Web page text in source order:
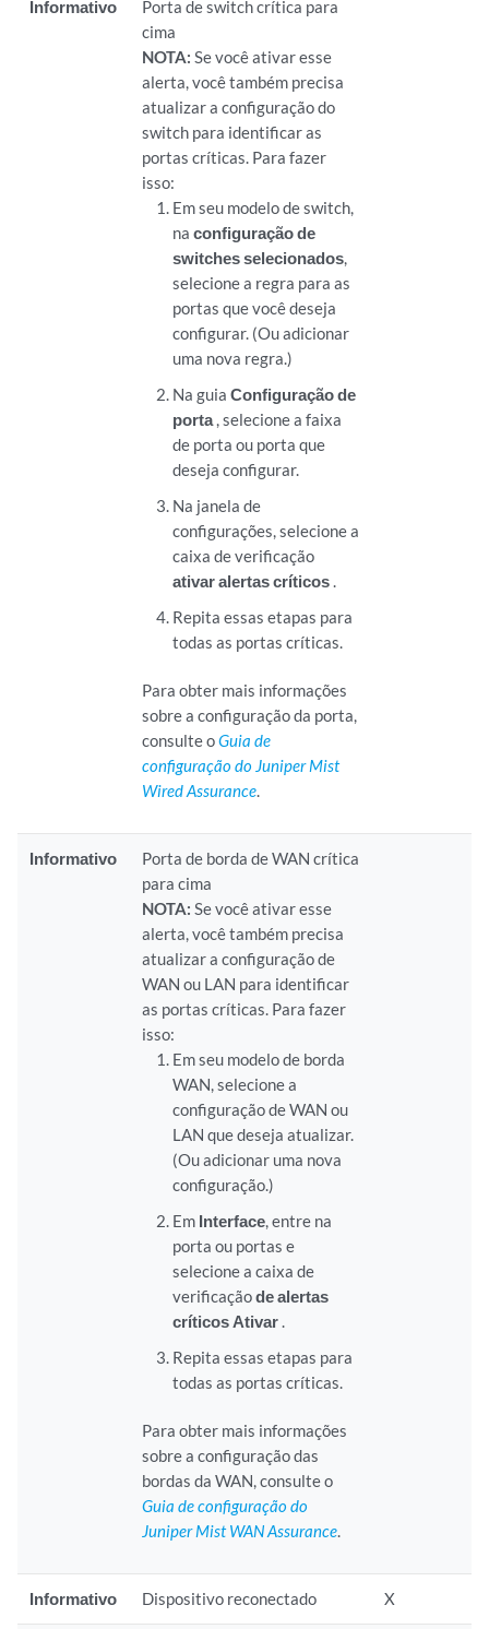
Informativo
Porta de switch crítica para
cima
NOTA: Se você ativar esse
alerta, você também precisa
atualizar a configuração do
switch para identificar as
portas críticas. Para fazer
isso:
Em seu modelo de switch,
na configuração de
switches selecionados,
selecione a regra para as
portas que você deseja
configurar. (Ou adicionar
uma nova regra.)
Na guia Configuração de
porta, selecione a faixa
de porta ou porta que
deseja configurar.
Na janela de
configurações, selecione a
caixa de verificação
ativar alertas críticos.
Repita essas etapas para
todas as portas críticas.
Para obter mais informações
sobre a configuração da porta,
consulte oGuia de
configuração do Juniper Mist
Wired Assurance.
Informativo
Porta de borda de WAN crítica
para cima
NOTA: Se você ativar esse
alerta, você também precisa
atualizar a configuração de
WAN ou LAN para identificar
as portas críticas. Para fazer
isso:
Em seu modelo de borda
WAN, selecione a
configuração de WAN ou
LAN que deseja atualizar.
(Ou adicionar uma nova
configuração.)
Em Interface, entre na
porta ou portas e
selecione a caixa de
verificaçãode alertas
críticos Ativar.
Repita essas etapas para
todas as portas críticas.
Para obter mais informações
sobre a configuração das
bordas da WAN, consulte o
Guia de configuração do
Juniper Mist WAN Assurance.
Informativo Dispositivo reconectado X